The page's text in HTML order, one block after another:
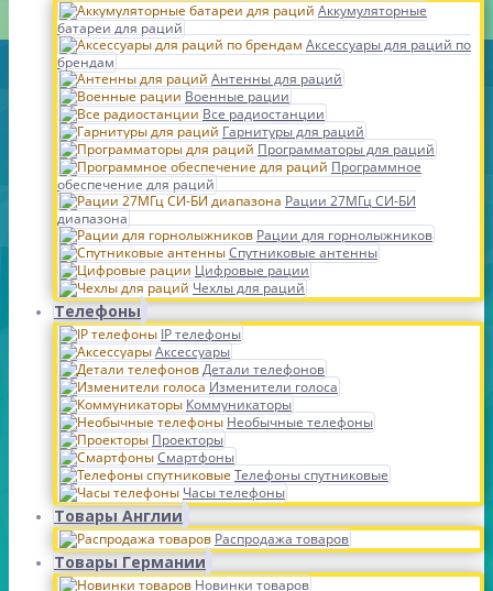
Аккумуляторные
батареи для раций
Аксессуары для раций по
брендам
Антенны для раций
Военные рации
Все радиостанции
Гарнитуры для раций
Программаторы для раций
Программное
обеспечение для раций
Рации 27МГц СИ-БИ
диапазона
Рации для горнолыжников
Спутниковые антенны
Цифровые рации
Чехлы для раций
Телефоны
IP телефоны
Аксессуары
Детали телефонов
Изменители голоса
Коммуникаторы
Необычные телефоны
Проекторы
Смартфоны
Телефоны спутниковые
Часы телефоны
Товары Англии
Распродажа товаров
Товары Германии
Новинки товаров